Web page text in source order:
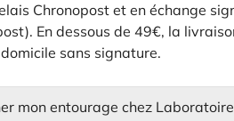
Chronopost et en échange
En dessous de 49€, la
sans signature.
mon entourage chez